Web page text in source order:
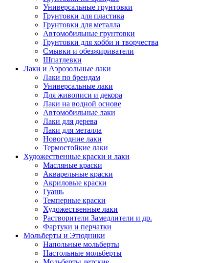
Универсальные грунтовки
Грунтовки для пластика
Грунтовки для металла
Автомобильные грунтовки
Грунтовки для хобби и творчества
Смывки и обезжириватели
Шпатлевки
Лаки и Аэрозольные лаки
Лаки по брендам
Универсальные лаки
Для живописи и декора
Лаки на водной основе
Автомобильные лаки
Лаки для дерева
Лаки для металла
Новогодние лаки
Термостойкие лаки
Художественные краски и лаки
Масляные краски
Акварельные краски
Акриловые краски
Гуашь
Темперные краски
Художественные лаки
Растворители Замедлители и др.
Фартуки и перчатки
Мольберты и Этюдники
Напольные мольберты
Настольные мольберты